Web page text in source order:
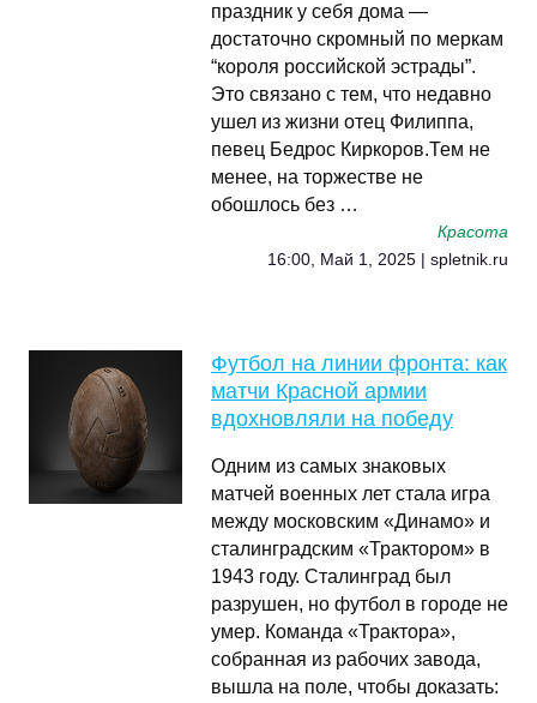
праздник у себя дома —
достаточно скромный по меркам
“короля российской эстрады”.
Это связано с тем, что недавно
ушел из жизни отец Филиппа,
певец Бедрос Киркоров.Тем не
менее, на торжестве не
обошлось без …
Красота
16:00, Май 1, 2025 | spletnik.ru
Футбол на линии фронта: как
матчи Красной армии
вдохновляли на победу
Одним из самых знаковых
матчей военных лет стала игра
между московским «Динамо» и
сталинградским «Трактором» в
1943 году. Сталинград был
разрушен, но футбол в городе не
умер. Команда «Трактора»,
собранная из рабочих завода,
вышла на поле, чтобы доказать: